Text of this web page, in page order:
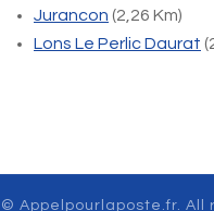
Jurancon (2,26 Km)
Lons Le Perlic Daurat
© Appelpourlaposte.fr. All